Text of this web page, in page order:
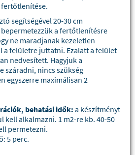
segítségével 20-30 cm
a fertőtlenítésre
ne maradjanak kezeletlen
a felületre juttatni. Ezalatt a felület
nedvesített. Hagyjuk a
száradni, nincs szükség
egyszerre maximálisan 2
behatási idők: a készítményt
kell alkalmazni. 1 m2-re kb. 40-50
permetezni.
5 perc.